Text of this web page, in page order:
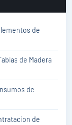
de
de Madera
de
de